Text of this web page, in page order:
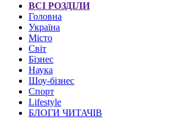
ВСІ РОЗДІЛИ
Головна
Україна
Місто
Світ
Бізнес
Наука
Шоу-бізнес
Спорт
Lifestyle
БЛОГИ ЧИТАЧІВ